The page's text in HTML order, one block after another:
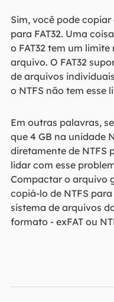
Sim, você pode
para FAT32. Uma
o FAT32 tem um
arquivo. O FAT32
de arquivos
o NTFS não tem esse
Em outras palavras,
que 4 GB na unidade
diretamente de NTFS
lidar com esse
Compactar o arquivo
copiá-lo de NTFS
sistema de arquivos
formato - exFAT ou